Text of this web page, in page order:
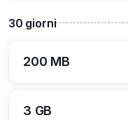
30 giorni
200 MB
3 GB